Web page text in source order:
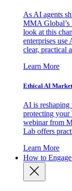
As AI agents
MMA Global’s
look at this
enterprises
clear, practical
Learn More
Ethical AI
AI is reshaping
protecting your
webinar from
Lab offers
Learn More
How to Engage